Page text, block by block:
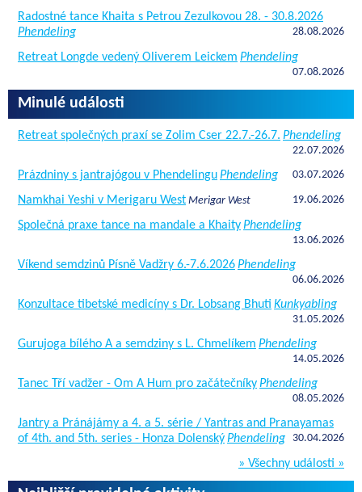
Radostné tance Khaita s Petrou Zezulkovou 28. - 30.8.2026
Phendeling
28.08.2026
Retreat Longde vedený Oliverem Leickem Phendeling
07.08.2026
Minulé události
Retreat společných praxí se Zolim Cser 22.7.-26.7. Phendeling
22.07.2026
Prázdniny s jantrajógou v PhendelinguPhendeling 03.07.2026
Namkhai Yeshi v Merigaru West Merigar West 19.06.2026
Společná praxe tance na mandale a KhaityPhendeling
13.06.2026
Víkend semdzinů Písně Vadžry 6.-7.6.2026Phendeling
06.06.2026
Konzultace tibetské medicíny s Dr. Lobsang Bhuti Kunkyabling
31.05.2026
Gurujoga bílého A a semdziny s L. Chmelíkem Phendeling
14.05.2026
Tanec Tří vadžer - Om A Hum pro začátečníkyPhendeling
08.05.2026
Jantry a Pránájámy a 4. a 5. série / Yantras and Pranayamas
of 4th. and 5th. series - Honza DolenskýPhendeling 30.04.2026
» Všechny události »